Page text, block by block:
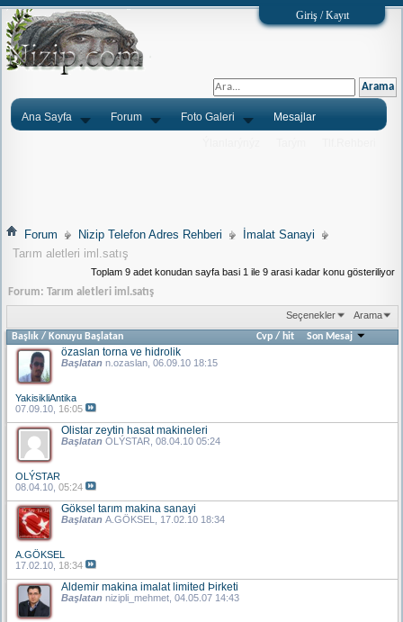
Giriş / Kayıt
Ana Sayfa Forum Foto Galeri Mesajlar
Forum Nizip Telefon Adres Rehberi
İmalat Sanayi
Tarım aletleri iml.satış
Toplam 9 adet konudan sayfa basi 1 ile 9 arasi kadar konu gösteriliyor
Forum: Tarım aletleri iml.satış
Seçenekler Arama
Başlık / Konuyu Başlatan Cvp /hit Son Mesaj
özaslan torna ve hidrolik
Başlatan n.ozaslan, 06.09.10 18:15
YakisikliAntika
07.09.10, 16:05
Olistar zeytin hasat makineleri
Başlatan OLÝSTAR, 08.04.10 05:24
OLÝSTAR
08.04.10, 05:24
Göksel tarım makina sanayi
Başlatan A.GÖKSEL, 17.02.10 18:34
A.GÖKSEL
17.02.10, 18:34
Aldemir makina imalat limited Þirketi
Başlatan nizipli_mehmet, 04.05.07 14:43